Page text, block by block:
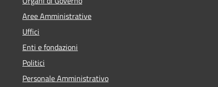
Aree Amministrative
Uffici
Enti e fondazioni
Politici
Personale Amministrativo